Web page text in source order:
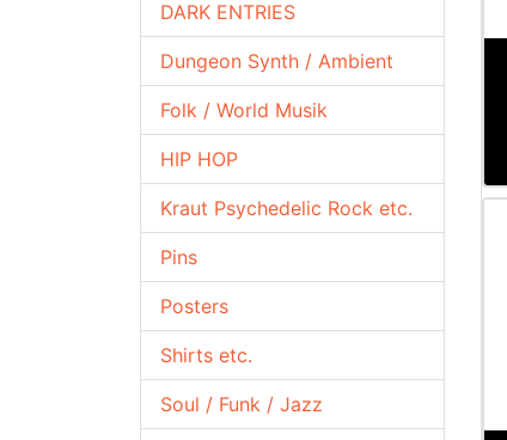
DARK ENTRIES
Dungeon Synth / Ambient
Folk / World Musik
HIP HOP
Kraut Psychedelic Rock etc.
Pins
Posters
Shirts etc.
Soul / Funk / Jazz